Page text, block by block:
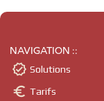
NAVIGATION ::
 Solutions
 Tarifs